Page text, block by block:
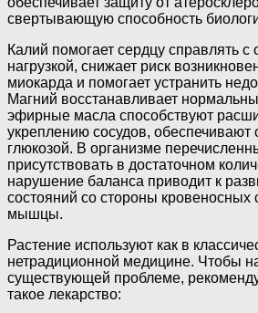
свертывающую способность
Калий помогает сердцу справлять
нагрузкой, снижает риск
миокарда и помогает устранить
Магний восстанавливает
эфирные масла способствуют
укреплению сосудов, обеспечивают
глюкозой. В организме
присутствовать в достаточном
нарушение баланса приводит к
состояний со стороны кровеносных
мышцы.
Растение используют как в
нетрадиционной медицине. Чтобы
существующей проблеме,
такое лекарство: